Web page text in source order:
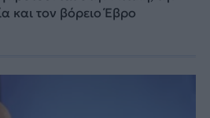
και τον βόρειο Έβρο